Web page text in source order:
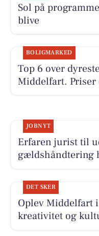
Sol på
blive
BOLIGMARKED
Top 6 over
Middelfart.
JOBNYT
Erfaren jurist til
gældshåndtering
DET SKER
Oplev Middelfart
kreativitet og